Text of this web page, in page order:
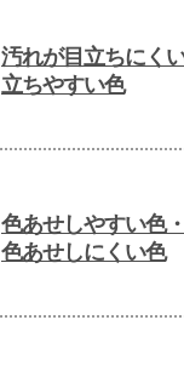
汚れが目立ちにく
立ちやすい色
色あせしやすい色・
色あせしにくい色